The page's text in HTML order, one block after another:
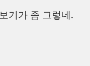
기가 좀 그렇네.